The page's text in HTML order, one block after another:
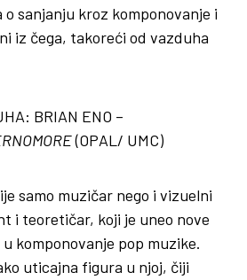
sanjanju kroz komponovanje i
iz čega, takoreći od vazduha
: BRIAN ENO –
(OPAL/ UMC)
samo muzičar nego i vizuelni
i teoretičar, koji je uneo nove
komponovanje pop muzike.
uticajna figura u njoj, čiji